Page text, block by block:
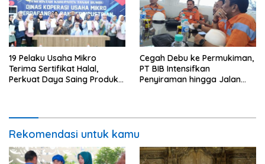
19 Pelaku Usaha Mikro
Terima Sertifikat Halal,
Perkuat Daya Saing Produk
Cegah Debu ke Permukiman,
PT BIB Intensifkan
Penyiraman hingga Jalan
Rekomendasi untuk kamu